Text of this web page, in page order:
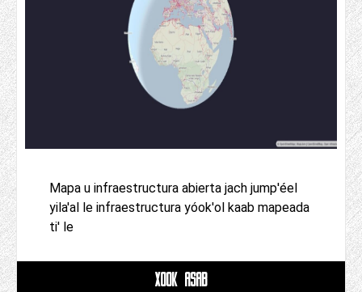
Mapa u infraestructura abierta jach jump'éel
yila'al le infraestructura yóok'ol kaab mapeada
ti' le
XOOK ASAB